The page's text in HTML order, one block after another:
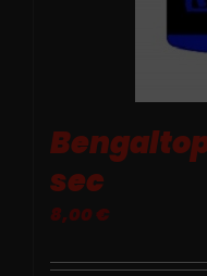
sec
8,00€